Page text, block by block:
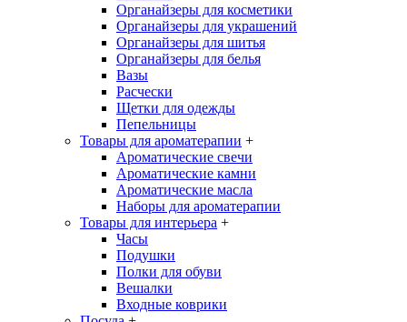
Органайзеры для косметики
Органайзеры для украшений
Органайзеры для шитья
Органайзеры для белья
Вазы
Расчески
Щетки для одежды
Пепельницы
Товары для ароматерапии +
Ароматические свечи
Ароматические камни
Ароматические масла
Наборы для ароматерапии
Товары для интерьера +
Часы
Подушки
Полки для обуви
Вешалки
Входные коврики